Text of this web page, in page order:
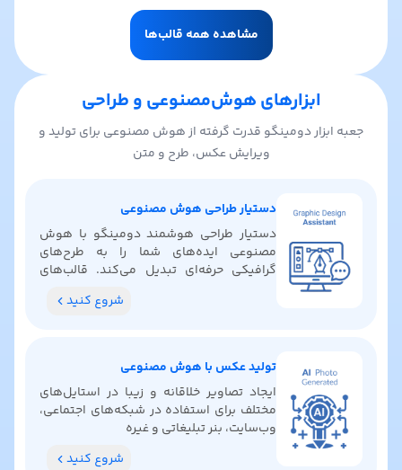
مشاهده همه قالب‌ها
ابزارهای هوش‌مصنوعی و طراحی
جعبه ابزار دومینگو قدرت گرفته از هوش مصنوعی برای تولید و
ویرایش عکس، طرح و متن
دستیار طراحی هوش مصنوعی
دستیار طراحی هوشمند دومینگو با هوش
مصنوعی ایده‌های شما را به طرح‌های
گرافیکی حرفه‌ای تبدیل می‌کند. قالب‌های
شروع کنید
تولید عکس با هوش مصنوعی
ایجاد تصاویر خلاقانه و زیبا در استایل‌های
مختلف برای استفاده در شبکه‌های اجتماعی،
وب‌سایت، بنر تبلیغاتی و غیره
شروع کنید